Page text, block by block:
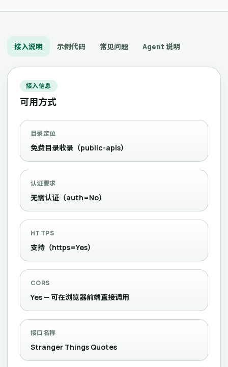
接入说明 示例代码 常见问题 Agent 说明
接入信息
可用方式
目录定位
免费目录收录（public-apis）
认证要求
无需认证（auth=No）
HTTPS
支持（https=Yes）
CORS
Yes — 可在浏览器前端直接调用
接口名称
Stranger Things Quotes